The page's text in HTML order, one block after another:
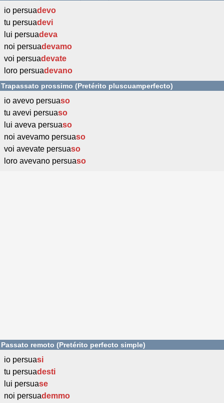
io persuadevo
tu persuadevi
lui persuadeva
noi persuadevamo
voi persuadevate
loro persuadevano
Trapassato prossimo (Pretérito pluscuamperfecto)
io avevo persuaso
tu avevi persuaso
lui aveva persuaso
noi avevamo persuaso
voi avevate persuaso
loro avevano persuaso
Passato remoto (Pretérito perfecto simple)
io persuasi
tu persuadesti
lui persuase
noi persuademmo